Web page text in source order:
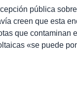
pública
creen que esta
que contaminan
«se puede